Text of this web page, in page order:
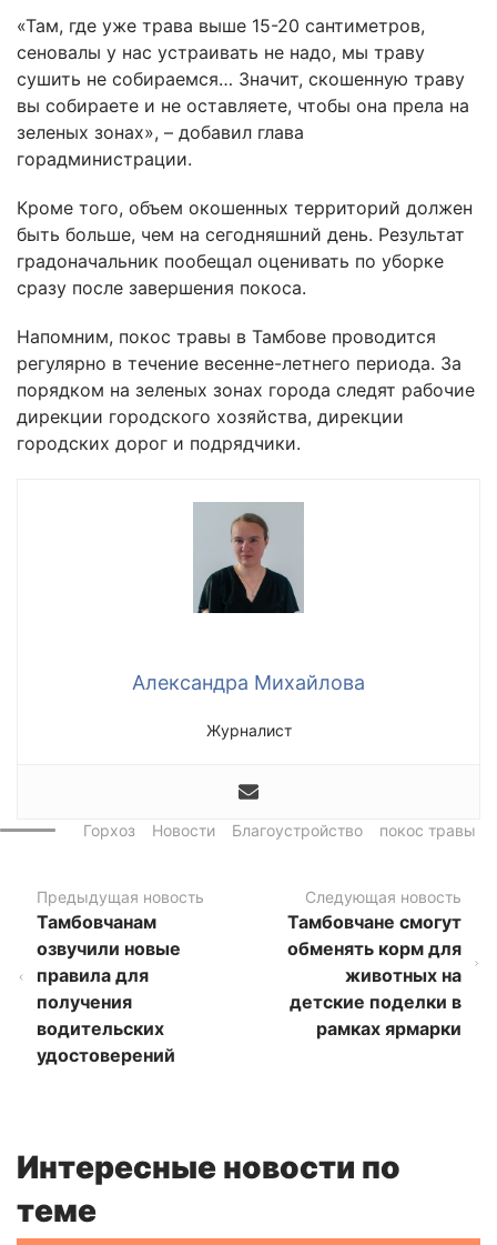
«Там, где уже трава выше 15-20 сантиметров,
сеновалы у нас устраивать не надо, мы траву
сушить не собираемся… Значит, скошенную траву
вы собираете и не оставляете, чтобы она прела на
зеленых зонах», – добавил глава
горадминистрации.
Кроме того, объем окошенных территорий должен
быть больше, чем на сегодняшний день. Результат
градоначальник пообещал оценивать по уборке
сразу после завершения покоса.
Напомним, покос травы в Тамбове проводится
регулярно в течение весенне-летнего периода. За
порядком на зеленых зонах города следят рабочие
дирекции городского хозяйства, дирекции
городских дорог и подрядчики.
Александра Михайлова
Журналист
Горхоз Новости Благоустройство покос травы
Предыдущая новость
Тамбовчанам
озвучили новые
правила для
получения
водительских
удостоверений
Следующая новость
Тамбовчане смогут
обменять корм для
животных на
детские поделки в
рамках ярмарки
Интересные новости по
теме